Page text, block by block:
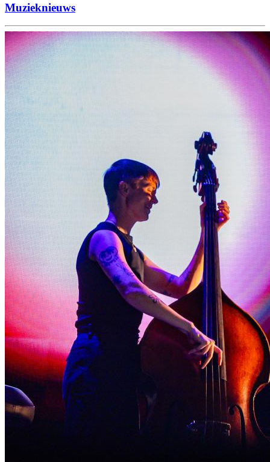
Muzieknieuws